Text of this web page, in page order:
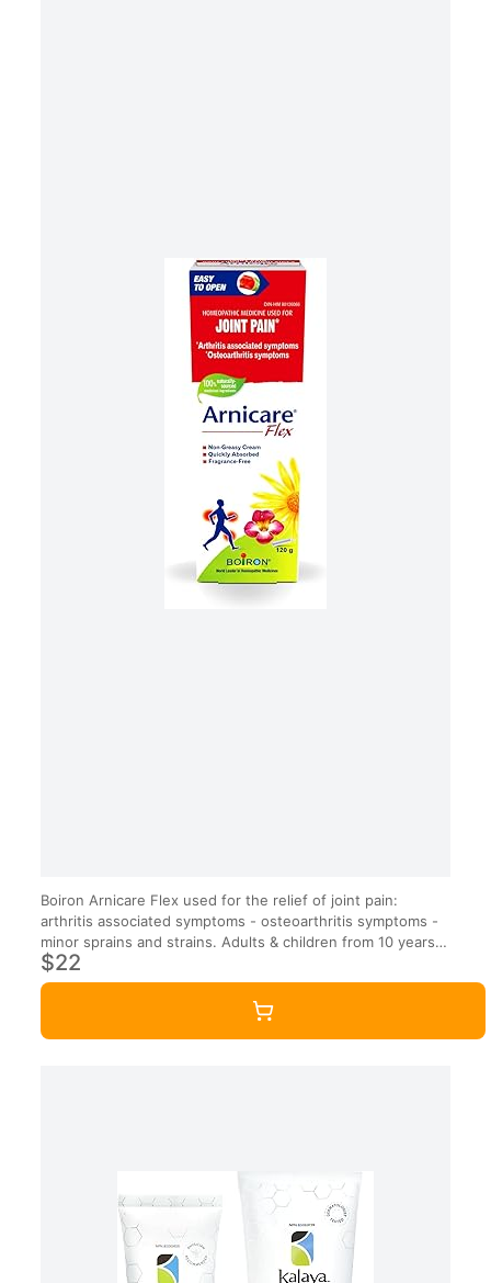
Boiron Arnicare Flex used for the relief of joint pain:
arthritis associated symptoms - osteoarthritis symptoms -
minor sprains and strains. Adults & children from 10 years
old.
$22